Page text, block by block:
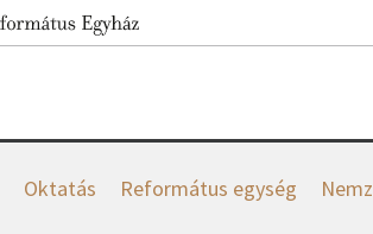
Oktatás Református egység